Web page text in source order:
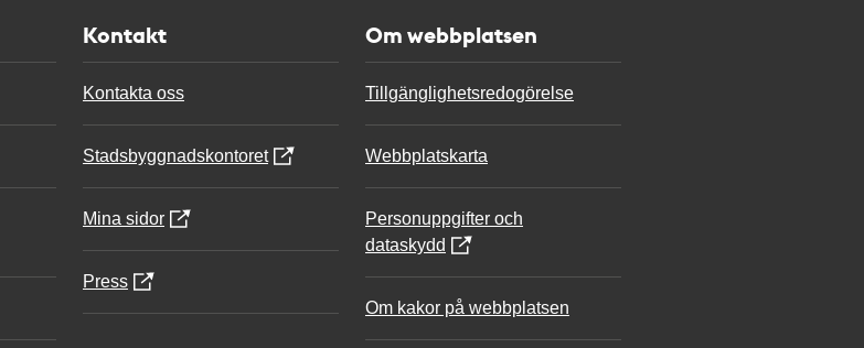
Kontakt
Kontakta oss
Stadsbyggnadskontoret
Mina sidor
Press
Om webbplatsen
Tillgänglighetsredogörelse
Webbplatskarta
Personuppgifter och
dataskydd
Om kakor på webbplatsen